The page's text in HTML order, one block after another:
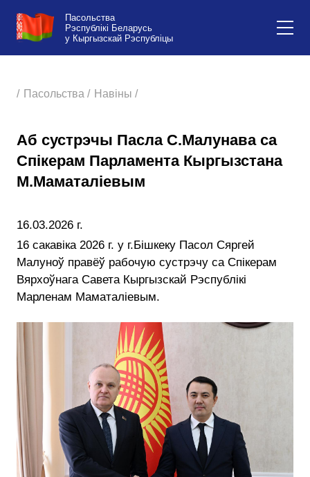
Пасольства
Рэспублікі Беларусь
у Кыргызскай Рэспубліцы
/ Пасольства / Навіны /
Аб сустрэчы Пасла С.Малунава са
Спікерам Парламента Кыргызстана
М.Маматаліевым
16.03.2026 г.
16 сакавіка 2026 г. у г.Бішкеку Пасол Сяргей
Малуноў правёў рабочую сустрэчу са Спікерам
Вярхоўнага Савета Кыргызскай Рэспублікі
Марленам Маматаліевым.